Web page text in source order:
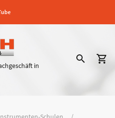
in
search shopping_cart